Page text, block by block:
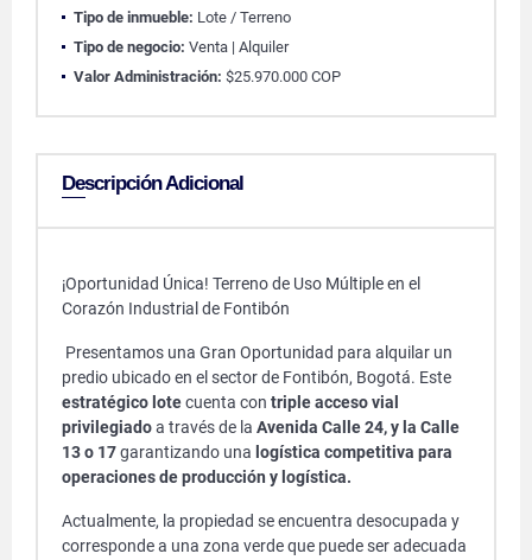
Tipo de inmueble: Lote / Terreno
Tipo de negocio: Venta | Alquiler
Valor Administración: $25.970.000 COP
Descripción Adicional
¡Oportunidad Única! Terreno de Uso Múltiple en el
Corazón Industrial de Fontibón
Presentamos una Gran Oportunidad para alquilar un
predio ubicado en el sector de Fontibón, Bogotá. Este
estratégico lotecuenta con triple acceso vial
privilegiadoa través de la Avenida Calle 24, y la Calle
13 o 17garantizando una logística competitiva para
operaciones de producción y logística.
Actualmente, la propiedad se encuentra desocupada y
corresponde a una zona verde que puede ser adecuada